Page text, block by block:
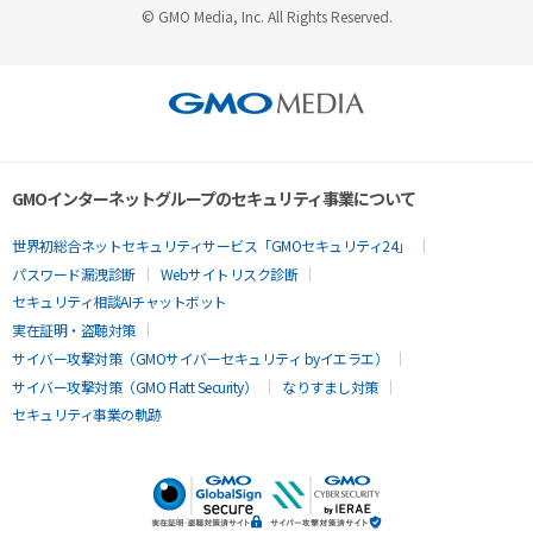
© GMO Media, Inc. All Rights Reserved.
GMOインターネットグループのセキュリティ事業について
世界初総合ネットセキュリティサービス「GMOセキュリティ24」
パスワード漏洩診断
Webサイトリスク診断
セキュリティ相談AIチャットボット
実在証明・盗聴対策
サイバー攻撃対策（GMOサイバーセキュリティ byイエラエ）
サイバー攻撃対策（GMO Flatt Security）
なりすまし対策
セキュリティ事業の軌跡